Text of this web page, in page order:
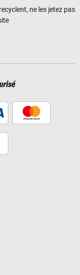
ne les jetez pas